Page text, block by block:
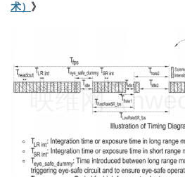
术） 》
映维网（